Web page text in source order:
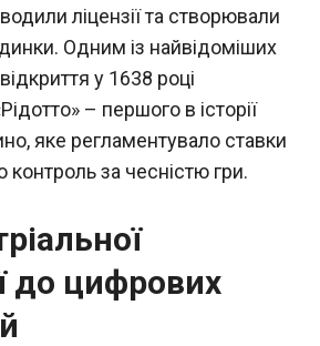
ліцензії та створювали
Одним із найвідоміших
у 1638 році
– першого в історії
яке регламентувало ставки
контроль за чесністю гри.
до цифрових